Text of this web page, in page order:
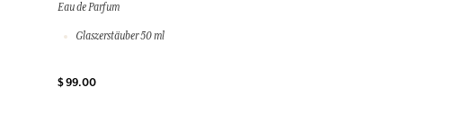
Eau de Parfum
Glaszerstäuber 50 ml
$ 99.00